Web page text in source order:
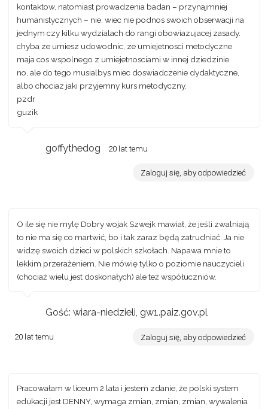
kontaktow, natomiast prowadzenia badan – przynajmniej
humanistycznych – nie. wiec nie podnos swoich obserwacji na
jednym czy kilku wydzialach do rangi obowiazujacej zasady.
chyba ze umiesz udowodnic, ze umiejetnosci metodyczne
maja cos wspolnego z umiejetnosciami w innej dziedzinie.
no, ale do tego musialbys miec doswiadczenie dydaktyczne,
albo chociaz jaki przyjemny kurs metodyczny.
pzdr
guzik
goffythedog 20 lat temu
Zaloguj się, aby odpowiedzieć
O ile się nie mylę Dobry wojak Szwejk mawiał, że jeśli zwalniają
to nie ma się co martwić, bo i tak zaraz będą zatrudniać. Ja nie
widzę swoich dzieci w polskich szkołach. Napawa mnie to
lekkim przerażeniem. Nie mówię tylko o poziomie nauczycieli
(chociaż wielu jest doskonałych) ale też współuczniów.
Gość: wiara-niedzieli, gw1.paiz.gov.pl
20 lat temu Zaloguj się, aby odpowiedzieć
Pracowałam w liceum 2 lata i jestem zdanie, że polski system
edukacji jest DENNY, wymaga zmian, zmian, zmian, wywalenia